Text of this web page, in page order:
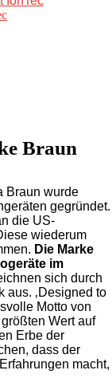
Braun
Braun wurde
gegründet.
die US-
wiederum
Die Marke
im
sich durch
aus. ‚Designed to
Motto von
Wert auf
Erbe der
dass der
macht,